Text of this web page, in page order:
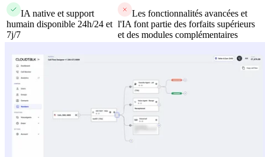
IA native et support
humain disponible 24h/24 et
7j/7
Les fonctionnalités avancées et
l'IA font partie des forfaits supérieurs
et des modules complémentaires